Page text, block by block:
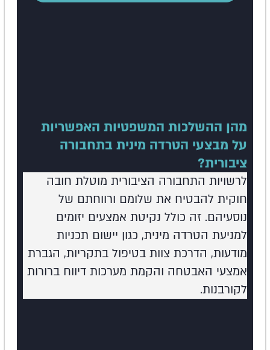
מהן ההשלכות המשפטיות האפשריות
על מבצעי הטרדה מינית בתחבורה
ציבורית?
לרשויות התחבורה הציבורית מוטלת חובה
חוקית להבטיח את שלומם ורווחתם של
נוסעיהם. זה כולל נקיטת אמצעים יזומים
למניעת הטרדה מינית, כגון יישום תכניות
מודעות, הדרכת צוות בטיפול בתקריות, הגברת
אמצעי האבטחה והקמת מערכות דיווח ברורות
לקורבנות.